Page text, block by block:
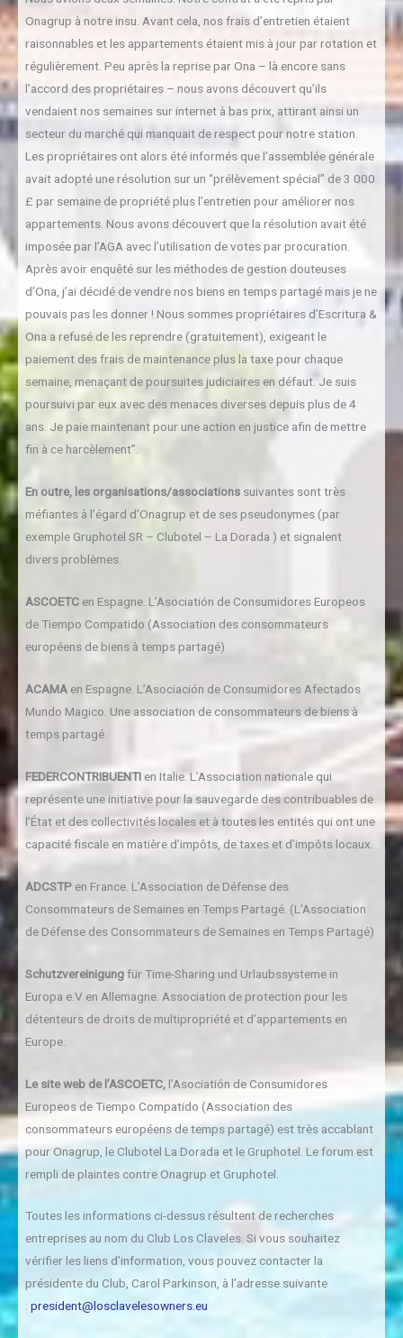
Onagrup à notre insu. Avant cela, nos frais d’entretien étaient
raisonnables et les appartements étaient mis à jour par rotation et
régulièrement. Peu après la reprise par Ona – là encore sans
l’accord des propriétaires – nous avons découvert qu’ils
vendaient nos semaines sur internet à bas prix, attirant ainsi un
secteur du marché qui manquait de respect pour notre station.
Les propriétaires ont alors été informés que l’assemblée générale
avait adopté une résolution sur un “prélèvement spécial” de 3 000
£ par semaine de propriété plus l’entretien pour améliorer nos
appartements. Nous avons découvert que la résolution avait été
imposée par l’AGA avec l’utilisation de votes par procuration.
Après avoir enquêté sur les méthodes de gestion douteuses
d’Ona, j’ai décidé de vendre nos biens en temps partagé mais je ne
pouvais pas les donner ! Nous sommes propriétaires d’Escritura &
Ona a refusé de les reprendre (gratuitement), exigeant le
paiement des frais de maintenance plus la taxe pour chaque
semaine, menaçant de poursuites judiciaires en défaut. Je suis
poursuivi par eux avec des menaces diverses depuis plus de 4
ans. Je paie maintenant pour une action en justice afin de mettre
fin à ce harcèlement”.
En outre, les organisations/associations suivantes sont très
méfiantes à l’égard d’Onagrup et de ses pseudonymes (par
exemple Gruphotel SR – Clubotel – La Dorada ) et signalent
divers problèmes.
ASCOETC en Espagne. L’Asociatión de Consumidores Europeos
de Tiempo Compatido (Association des consommateurs
européens de biens à temps partagé)
ACAMA en Espagne. L’Asociación de Consumidores Afectados
Mundo Magico. Une association de consommateurs de biens à
temps partagé.
FEDERCONTRIBUENTI en Italie. L’Association nationale qui
représente une initiative pour la sauvegarde des contribuables de
l’État et des collectivités locales et à toutes les entités qui ont une
capacité fiscale en matière d’impôts, de taxes et d’impôts locaux.
ADCSTP en France. L’Association de Défense des
Consommateurs de Semaines en Temps Partagé. (L’Association
de Défense des Consommateurs de Semaines en Temps Partagé)
Schutzvereinigungfür Time-Sharing und Urlaubssysteme in
Europa e.V en Allemagne. Association de protection pour les
détenteurs de droits de multipropriété et d’appartements en
Europe.
Le site web de l’ASCOETC, l’Asociatión de Consumidores
Europeos de Tiempo Compatido (Association des
consommateurs européens de temps partagé) est très accablant
pour Onagrup, le Clubotel La Dorada et le Gruphotel. Le forum est
rempli de plaintes contre Onagrup et Gruphotel.
Toutes les informations ci-dessus résultent de recherches
entreprises au nom du Club Los Claveles. Si vous souhaitez
vérifier les liens d’information, vous pouvez contacter la
présidente du Club, Carol Parkinson, à l’adresse suivante
:president@losclavelesowners.eu